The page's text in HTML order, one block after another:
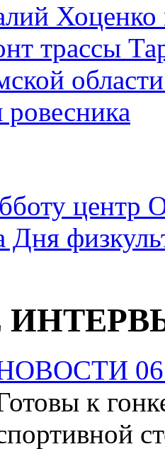
Хоценко
трассы
ровесника
центр
Дня
к